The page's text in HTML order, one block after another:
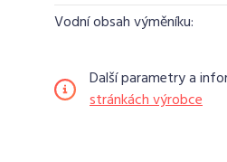
Vodní obsah výměníku:
Další parametry a
stránkách výrobce